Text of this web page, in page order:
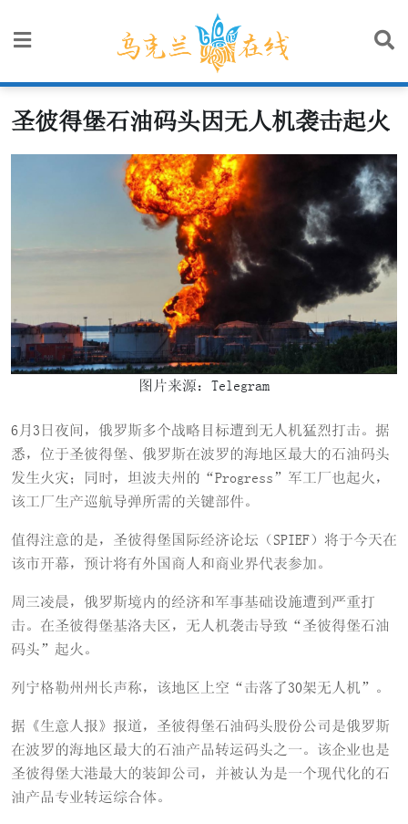
圣彼得堡石油码头因无人机袭击起火
图片来源：Telegram
6月3日夜间，俄罗斯多个战略目标遭到无人机猛烈打击。据
悉，位于圣彼得堡、俄罗斯在波罗的海地区最大的石油码头
发生火灾；同时，坦波夫州的“Progress”军工厂也起火，
该工厂生产巡航导弹所需的关键部件。
值得注意的是，圣彼得堡国际经济论坛（SPIEF）将于今天在
该市开幕，预计将有外国商人和商业界代表参加。
周三凌晨，俄罗斯境内的经济和军事基础设施遭到严重打
击。在圣彼得堡基洛夫区，无人机袭击导致“圣彼得堡石油
码头”起火。
列宁格勒州州长声称，该地区上空“击落了30架无人机”。
据《生意人报》报道，圣彼得堡石油码头股份公司是俄罗斯
在波罗的海地区最大的石油产品转运码头之一。该企业也是
圣彼得堡大港最大的装卸公司，并被认为是一个现代化的石
油产品专业转运综合体。